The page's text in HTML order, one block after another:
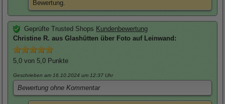
Bewertung.
Geprüfte Trusted Shops Kundenbewertung
Christine R. aus Glashütten über Foto auf Leinwand :
5,0 von 5,0 Punkte
Geschrieben am 16.10.2024 um 12:37 Uhr
Bewertung ohne Kommentar